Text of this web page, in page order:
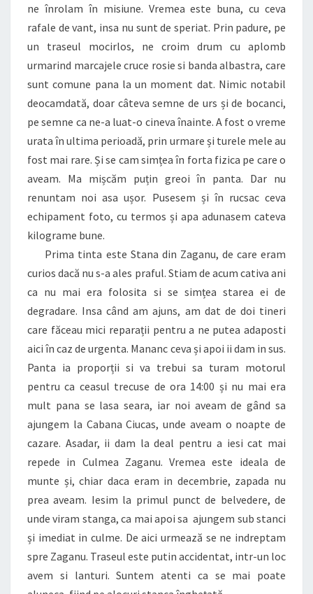
ne înrolam în misiune. Vremea este buna, cu ceva
rafale de vant, insa nu sunt de speriat. Prin padure, pe
un traseul mocirlos, ne croim drum cu aplomb
urmarind marcajele cruce rosie si banda albastra, care
sunt comune pana la un moment dat. Nimic notabil
deocamdată, doar câteva semne de urs și de bocanci,
pe semne ca ne-a luat-o cineva înainte. A fost o vreme
urata în ultima perioadă, prin urmare și turele mele au
fost mai rare. Și se cam simțea în forta fizica pe care o
aveam. Ma mișcăm puțin greoi în panta. Dar nu
renuntam noi asa ușor. Pusesem și în rucsac ceva
echipament foto, cu termos și apa adunasem cateva
kilograme bune.
Prima tinta este Stana din Zaganu, de care eram
curios dacă nu s-a ales praful. Stiam de acum cativa ani
ca nu mai era folosita si se simțea starea ei de
degradare. Insa când am ajuns, am dat de doi tineri
care făceau mici reparații pentru a ne putea adaposti
aici în caz de urgenta. Mananc ceva și apoi ii dam in sus.
Panta ia proporții si va trebui sa turam motorul
pentru ca ceasul trecuse de ora 14:00 și nu mai era
mult pana se lasa seara, iar noi aveam de gând sa
ajungem la Cabana Ciucas, unde aveam o noapte de
cazare. Asadar, ii dam la deal pentru a iesi cat mai
repede in Culmea Zaganu. Vremea este ideala de
munte și, chiar daca eram in decembrie, zapada nu
prea aveam. Iesim la primul punct de belvedere, de
unde viram stanga, ca mai apoi sa ajungem sub stanci
și imediat in culme. De aici urmează se ne indreptam
spre Zaganu. Traseul este putin accidentat, intr-un loc
avem si lanturi. Suntem atenti ca se mai poate